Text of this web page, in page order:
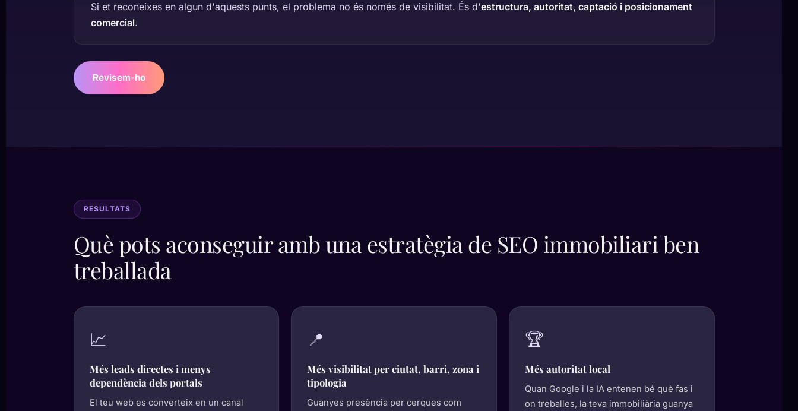
Si et reconeixes en algun d'aquests punts, el problema no és només de visibilitat. És d'estructura, autoritat, captació i posicionament
comercial.
Revisem-ho
RESULTATS
Què pots aconseguir amb una estratègia de SEO immobiliari ben
treballada
📈
Més leads directes i menys
dependència dels portals
El teu web es converteix en un canal
📍
Més visibilitat per ciutat, barri, zona i
tipologia
Guanyes presència per cerques com
🏆
Més autoritat local
Quan Google i la IA entenen bé què fas i
on treballes, la teva immobiliària guanya